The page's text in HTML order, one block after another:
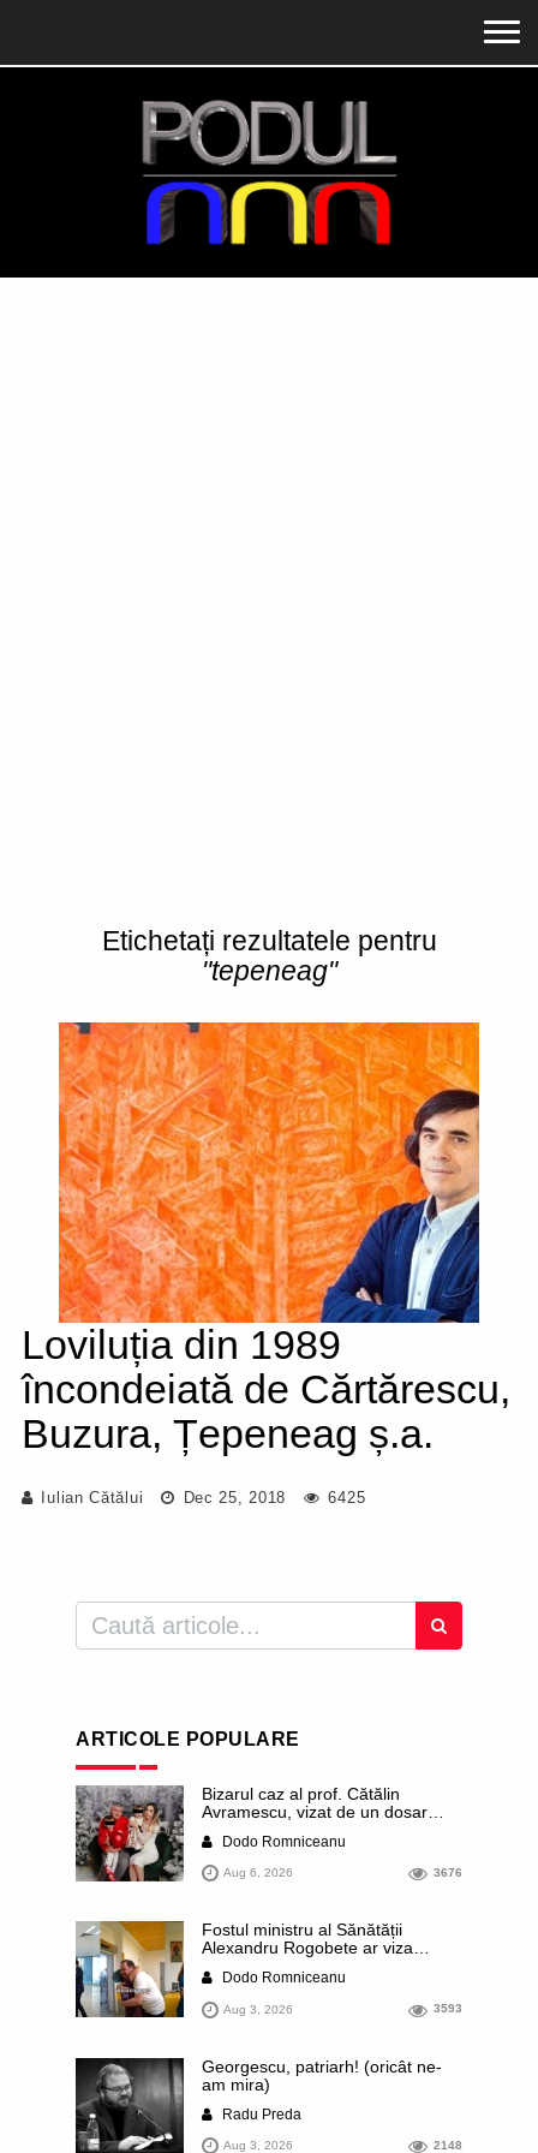
Etichetați rezultatele pentru
"tepeneag"
Loviluția din 1989
încondeiată de Cărtărescu,
Buzura, Țepeneag ș.a.
Iulian Cătălui Dec 25, 2018 6425
ARTICOLE POPULARE
Bizarul caz al prof. Cătălin
Avramescu, vizat de un dosar
infantilă”. Miroase a execuție
stalinistă. Cea mai imundă parte a
presei publică inclusiv documente
dezvăluite date ultra-personale
ale profesorului, inclusiv
diagnostice și tratamente
Dodo Romniceanu
Aug 6, 2026 3676
Fostul ministru al Sănătății
Alexandru Rogobete ar viza
funcția lui Dominic Fritz de primar
al orașului Timișoara. Pesedistul
publică imagini demne de Coreea
de Nord cu femei din Timișoara
Dodo Romniceanu
Aug 3, 2026 3593
Georgescu, patriarh! (oricât ne-
am mira)
Radu Preda
Aug 3, 2026 2148